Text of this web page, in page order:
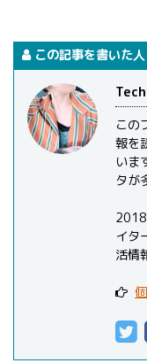
この記事を書いた人
この
報を
いま
タが
イタ
活情